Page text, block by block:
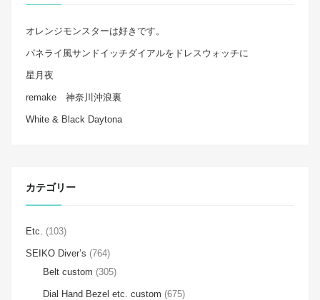
オレンジモンスターは好きです。
パネライ風サンドイッチダイアルをドレスウォッチに
星月夜
remake 神奈川沖浪裏
White & Black Daytona
カテゴリー
Etc. (103)
SEIKO Diver’s (764)
Belt custom (305)
Dial Hand Bezel etc. custom (675)